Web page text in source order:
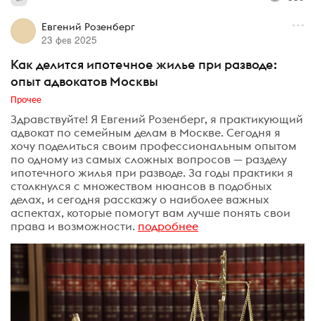
Евгений Розенберг
23 фев 2025
Как делится ипотечное жилье при разводе:
опыт адвокатов Москвы
Прочее
Здравствуйте! Я Евгений Розенберг, я практикующий
адвокат по семейным делам в Москве. Сегодня я
хочу поделиться своим профессиональным опытом
по одному из самых сложных вопросов — разделу
ипотечного жилья при разводе. За годы практики я
столкнулся с множеством нюансов в подобных
делах, и сегодня расскажу о наиболее важных
аспектах, которые помогут вам лучше понять свои
права и возможности. подробнее